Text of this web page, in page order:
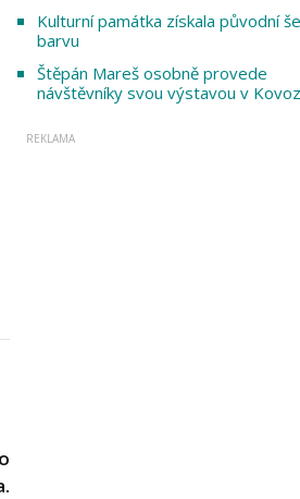
Kulturní památka získala původní
barvu
Štěpán Mareš osobně provede
návštěvníky svou výstavou v